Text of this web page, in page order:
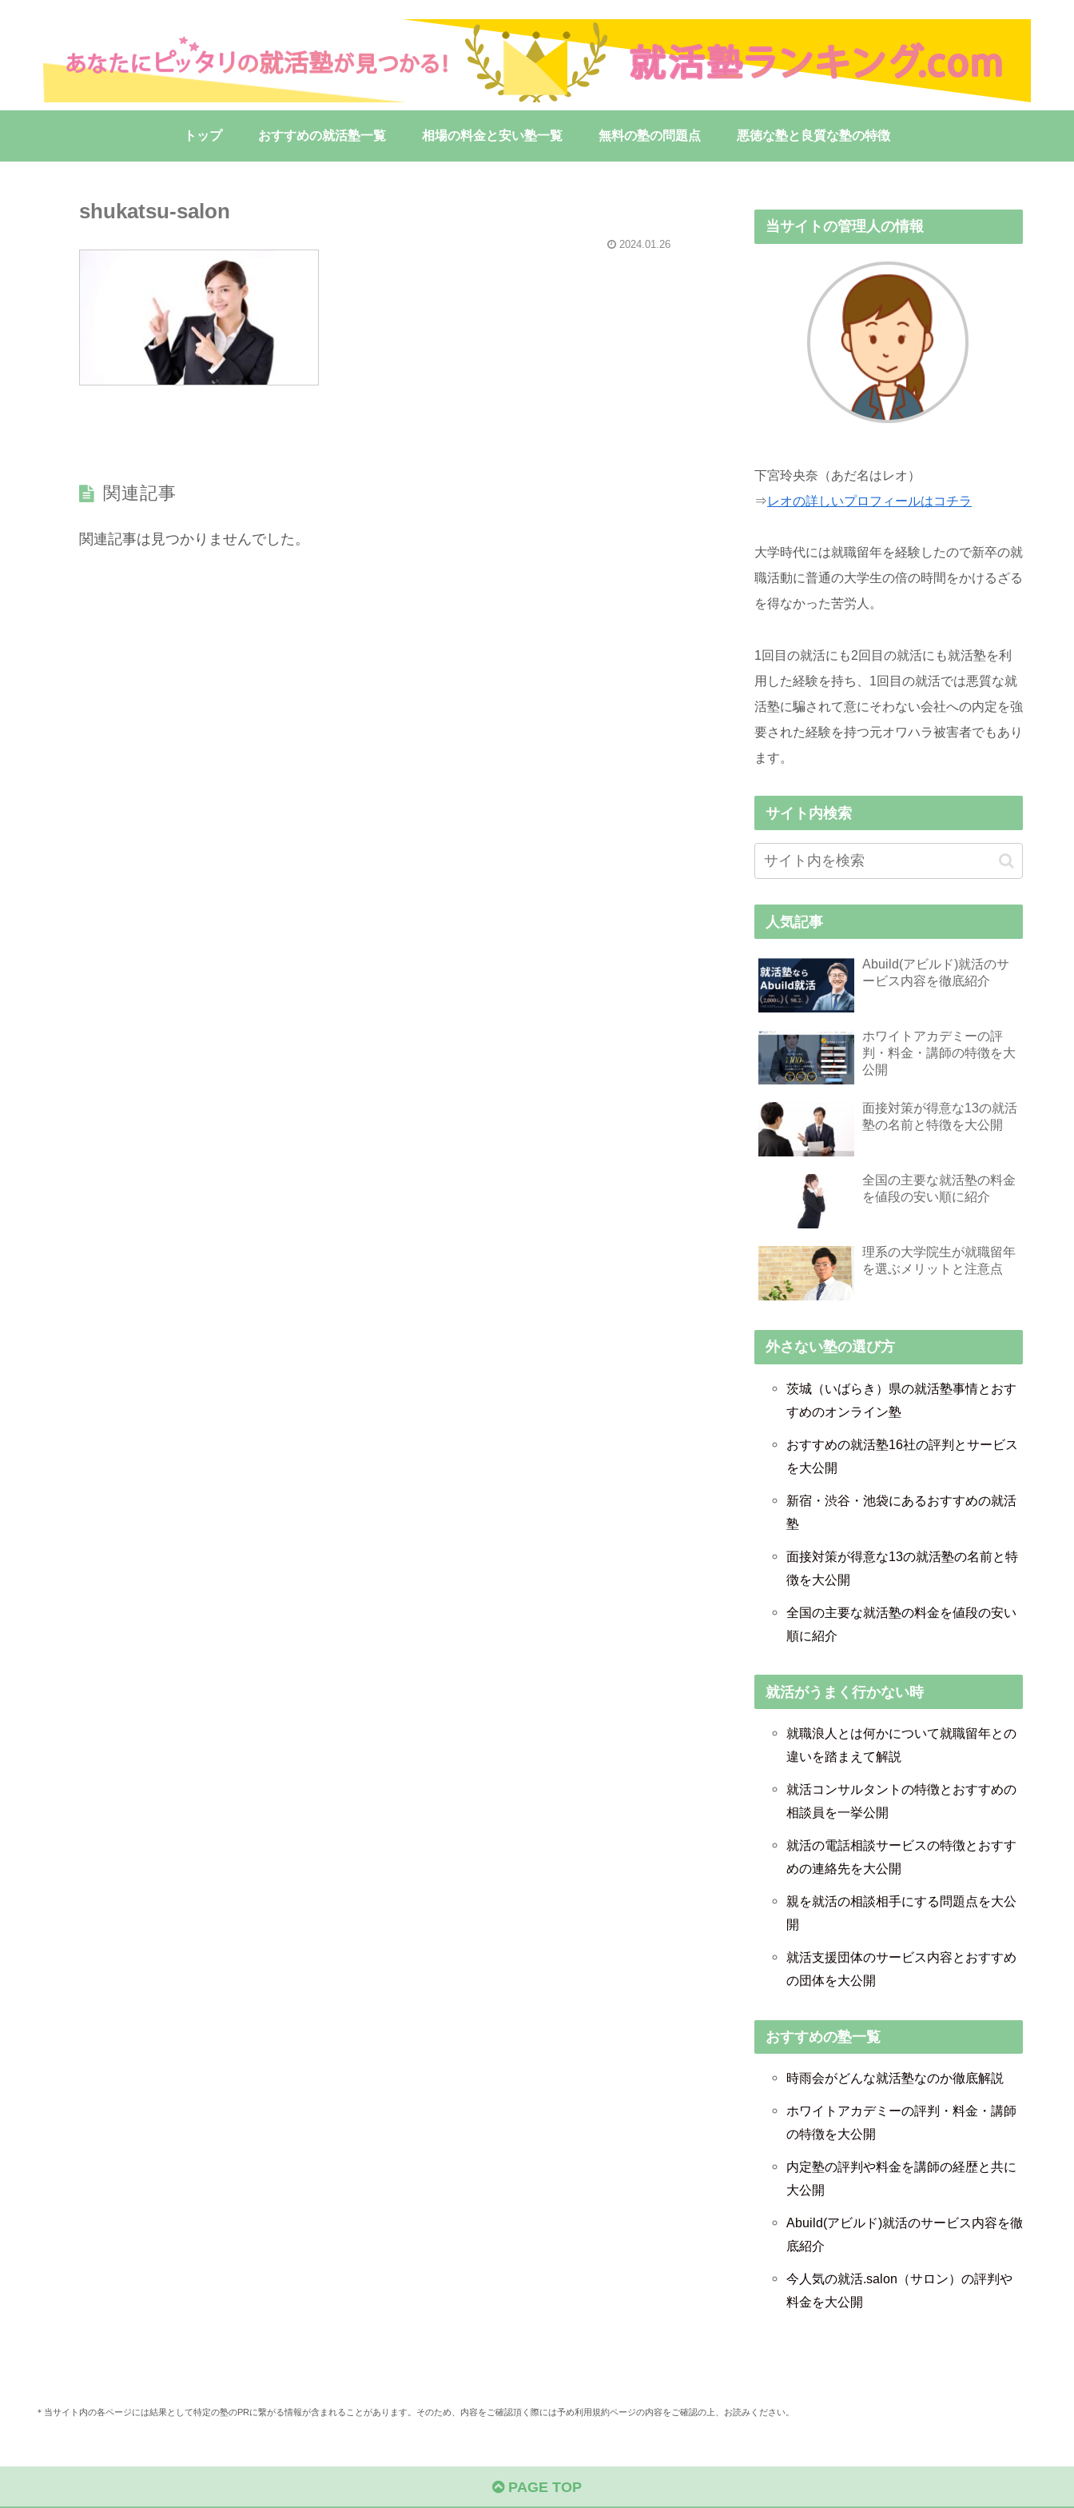
トップ おすすめの就活塾一覧 相場の料金と安い塾一覧 無料の塾の問題点 悪徳な塾と良質な塾の特徴
shukatsu-salon
2024.01.26
関連記事
関連記事は見つかりませんでした。
当サイトの管理人の情報
下宮玲央奈（あだ名はレオ）
⇒レオの詳しいプロフィールはコチラ
大学時代には就職留年を経験したので新卒の就
職活動に普通の大学生の倍の時間をかけるざる
を得なかった苦労人。
1回目の就活にも2回目の就活にも就活塾を利
用した経験を持ち、1回目の就活では悪質な就
活塾に騙されて意にそわない会社への内定を強
要された経験を持つ元オワハラ被害者でもあり
ます。
サイト内検索
人気記事
Abuild(アビルド)就活のサ
ービス内容を徹底紹介
ホワイトアカデミーの評
判・料金・講師の特徴を大
公開
面接対策が得意な13の就活
塾の名前と特徴を大公開
全国の主要な就活塾の料金
を値段の安い順に紹介
理系の大学院生が就職留年
を選ぶメリットと注意点
外さない塾の選び方
茨城（いばらき）県の就活塾事情とおす
すめのオンライン塾
おすすめの就活塾16社の評判とサービス
を大公開
新宿・渋谷・池袋にあるおすすめの就活
塾
面接対策が得意な13の就活塾の名前と特
徴を大公開
全国の主要な就活塾の料金を値段の安い
順に紹介
就活がうまく行かない時
就職浪人とは何かについて就職留年との
違いを踏まえて解説
就活コンサルタントの特徴とおすすめの
相談員を一挙公開
就活の電話相談サービスの特徴とおすす
めの連絡先を大公開
親を就活の相談相手にする問題点を大公
開
就活支援団体のサービス内容とおすすめ
の団体を大公開
おすすめの塾一覧
時雨会がどんな就活塾なのか徹底解説
ホワイトアカデミーの評判・料金・講師
の特徴を大公開
内定塾の評判や料金を講師の経歴と共に
大公開
Abuild(アビルド)就活のサービス内容を徹
底紹介
今人気の就活.salon（サロン）の評判や
料金を大公開
＊当サイト内の各ページには結果として特定の塾のPRに繋がる情報が含まれることがあります。そのため、内容をご確認頂く際には予め利用規約ページの内容をご確認の上、お読みください。
PAGE TOP